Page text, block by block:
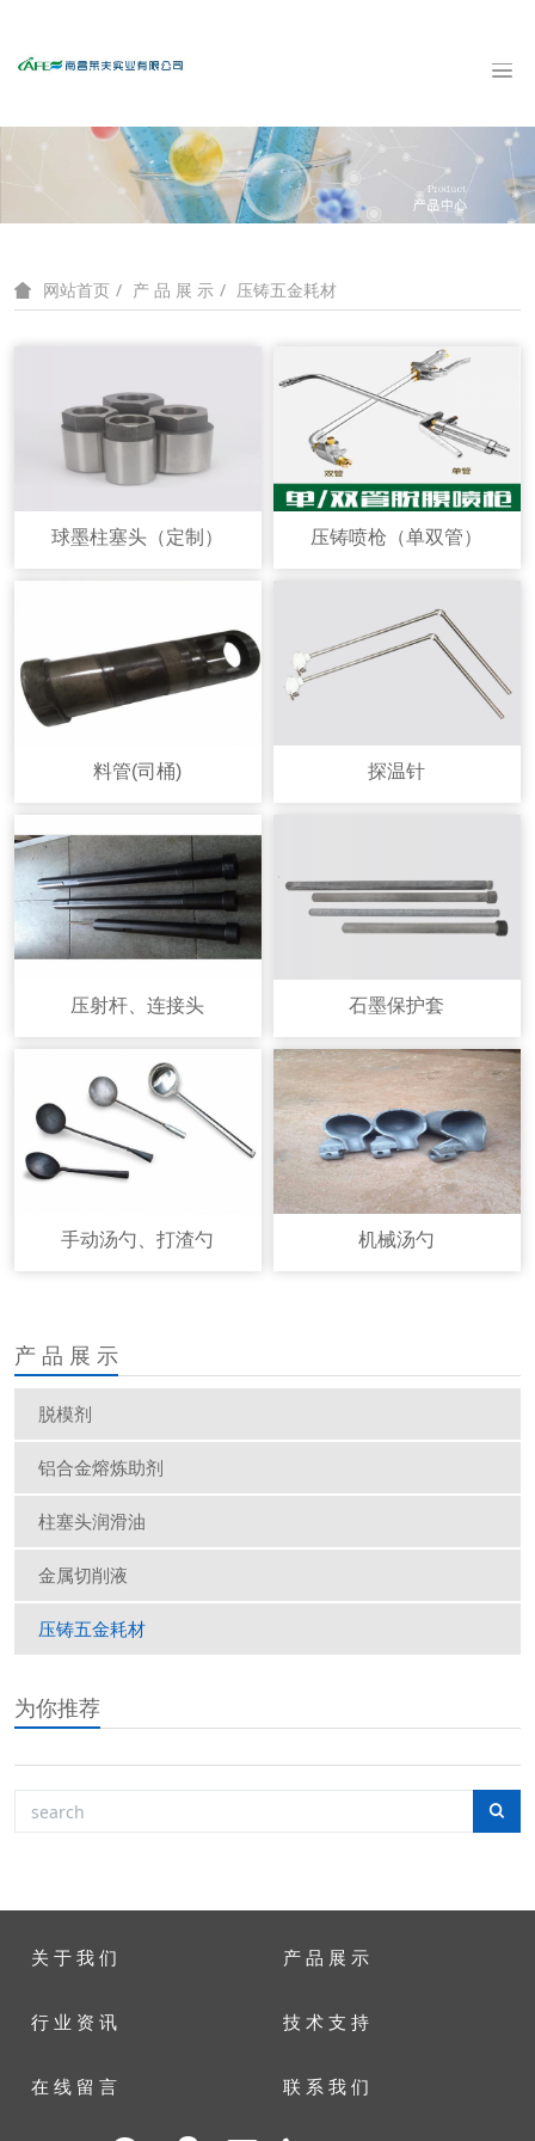
网站首页 产 品 展 示 压铸五金耗材
球墨柱塞头（定制） 压铸喷枪（单双管）
料管(司桶) 探温针
压射杆、连接头 石墨保护套
机械汤勺
手动汤勺、打渣勺
产 品 展 示
脱模剂
铝合金熔炼助剂
柱塞头润滑油
金属切削液
压铸五金耗材
为你推荐
关 于 我 们 产 品 展 示
行 业 资 讯 技 术 支 持
在 线 留 言 联 系 我 们